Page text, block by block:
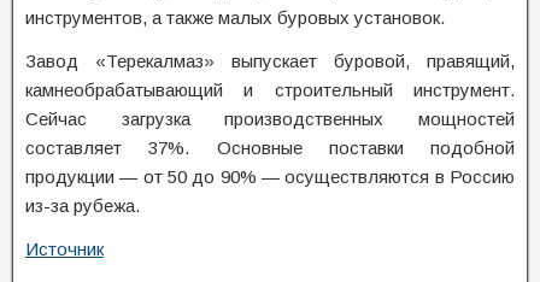
инструментов, а также малых буровых установок.
Завод «Терекалмаз» выпускает буровой, правящий,
камнеобрабатывающий и строительный инструмент.
Сейчас загрузка производственных мощностей
составляет 37%. Основные поставки подобной
продукции — от 50 до 90% — осуществляются в Россию
из-за рубежа.
Источник